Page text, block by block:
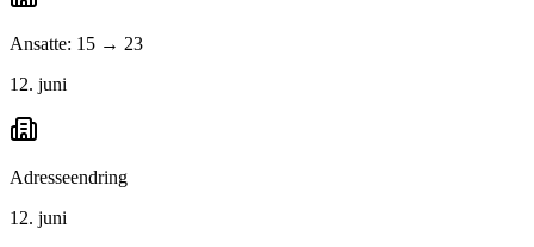
Ansatte: 15 → 23
12. juni
Adresseendring
12. juni